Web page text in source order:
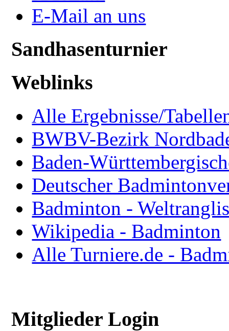
E-Mail an uns
Sandhasenturnier
Weblinks
Alle Ergebnisse/
BWBV-Bezirk
Baden-
Deutscher
Badminton -
Wikipedia - Badminton
Alle Turniere.de -
Mitglieder Login